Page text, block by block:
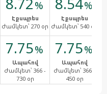
%
Էքսպրես
Ժամկետ՝ 270 օր
%
Էքսպրես
Ժամկետ՝ 540 օր
7.75%
Ապահով
Ժամկետ՝ 366 -
730 օր
7.75%
Ապահով
Ժամկետ՝ 366 -
450 օր